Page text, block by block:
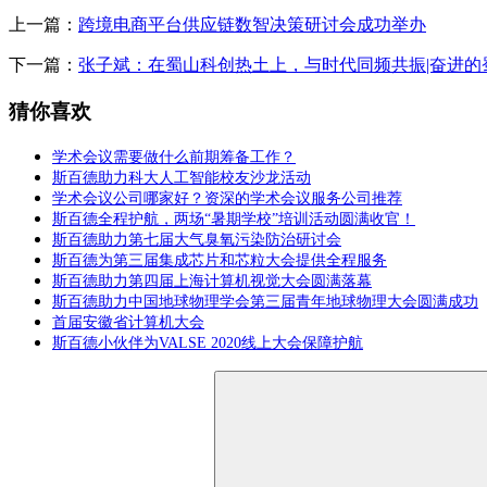
上一篇： 跨境电商平台供应链数智决策研讨会成功举办
下一篇： 张子斌：在蜀山科创热土上，与时代同频共振|奋进的
猜你喜欢
学术会议需要做什么前期筹备工作？
斯百德助力科大人工智能校友沙龙活动
学术会议公司哪家好？资深的学术会议服务公司推荐
斯百德全程护航，两场“暑期学校”培训活动圆满收官！
斯百德助力第七届大气臭氧污染防治研讨会
斯百德为第三届集成芯片和芯粒大会提供全程服务
斯百德助力第四届上海计算机视觉大会圆满落幕
斯百德助力中国地球物理学会第三届青年地球物理大会圆满成功
首届安徽省计算机大会
斯百德小伙伴为VALSE 2020线上大会保障护航